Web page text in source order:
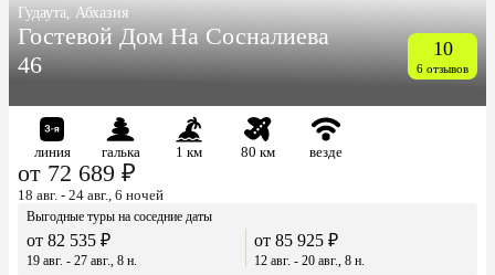
Гудаута, Абхазия
Гостевой Дом На Сосналиева
46
10
6 отзывов
линия галька 1 км 80 км везде
от 72 689 ₽
18 авг. - 24 авг., 6 ночей
Выгодные туры на соседние даты
от 82 535 ₽
19 авг. - 27 авг., 8 н.
от 85 925 ₽
12 авг. - 20 авг., 8 н.